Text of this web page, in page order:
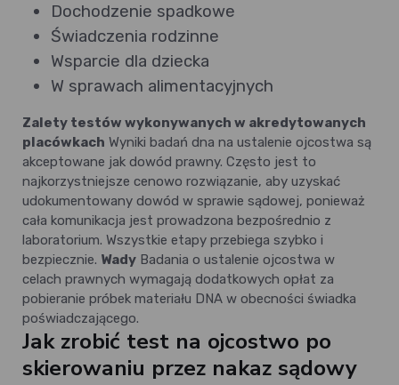
Dochodzenie spadkowe
Świadczenia rodzinne
Wsparcie dla dziecka
W sprawach alimentacyjnych
Zalety testów wykonywanych w akredytowanych
placówkach Wyniki badań dna na ustalenie ojcostwa są
akceptowane jak dowód prawny. Często jest to
najkorzystniejsze cenowo rozwiązanie, aby uzyskać
udokumentowany dowód w sprawie sądowej, ponieważ
cała komunikacja jest prowadzona bezpośrednio z
laboratorium. Wszystkie etapy przebiega szybko i
bezpiecznie. Wady Badania o ustalenie ojcostwa w
celach prawnych wymagają dodatkowych opłat za
pobieranie próbek materiału DNA w obecności świadka
poświadczającego.
Jak zrobić test na ojcostwo po
skierowaniu przez nakaz sądowy